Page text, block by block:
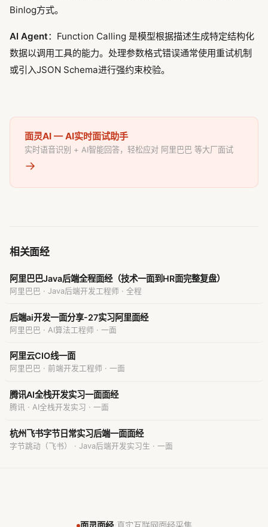
Binlog方式。
AI Agent：Function Calling 是模型根据描述生成特定结构化
数据以调用工具的能力。处理参数格式错误通常使用重试机制
或引入JSON Schema进行强约束校验。
面灵AI — AI实时面试助手
实时语音识别 + AI智能回答，轻松应对 阿里巴巴 等大厂面试
→
相关面经
阿里巴巴Java后端全程面经（技术一面到HR面完整复盘）
阿里巴巴 · Java后端开发工程师 · 全程
后端ai开发一面分享-27实习阿里面经
阿里巴巴 · AI算法工程师 · 一面
阿里云CIO线一面
阿里巴巴 · 前端开发工程师 · 一面
腾讯AI全栈开发实习一面面经
腾讯 · AI全栈开发实习 · 一面
杭州飞书字节日常实习后端一面面经
字节跳动（飞书） · Java后端开发实习生 · 一面